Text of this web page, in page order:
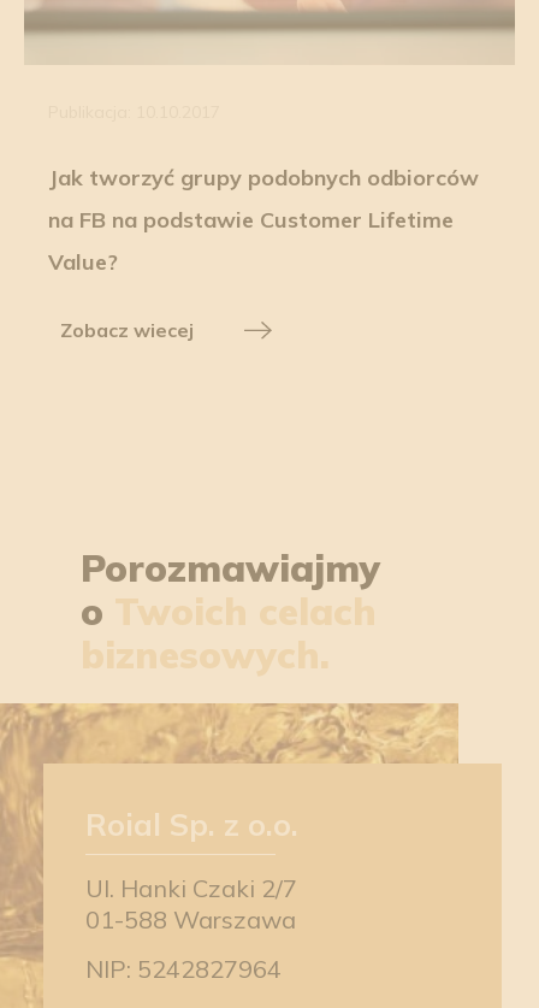
Jak tworzyć grupy podobnych odbiorców
na FB na podstawie Customer Lifetime
Value?
Zobacz wiecej
Porozmawiajmy
o Twoich celach
biznesowych.
Roial Sp. z o.o.
Ul. Hanki Czaki 2/7
01-588 Warszawa
NIP: 5242827964